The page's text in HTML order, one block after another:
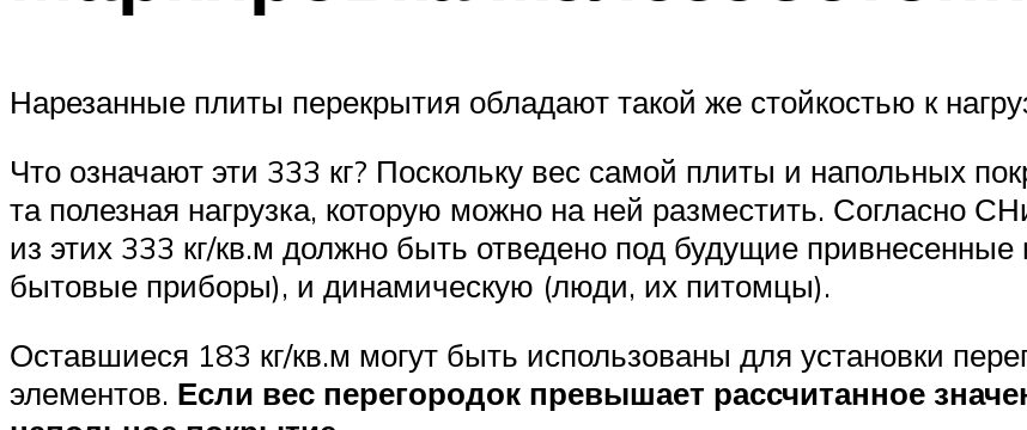
Нарезанные плиты перекрытия обладают такой же стойкостью к
Что означают эти 333 кг? Поскольку вес самой плиты и напольных
та полезная нагрузка, которую можно на ней разместить. Согласно
из этих 333 кг/кв.м должно быть отведено под будущие привнесенные
бытовые приборы), и динамическую (люди, их питомцы).
Оставшиеся 183 кг/кв.м могут быть использованы для установки
элементов. Если вес перегородок превышает рассчитанное